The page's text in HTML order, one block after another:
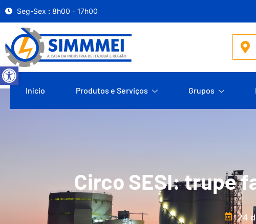
Abrir a barra de ferramentas
Seg-Sex : 8h00 - 17h00
Início Produtos e Serviços Grupos
Circo SESI: trupe
24